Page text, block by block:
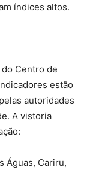
índices altos.
Centro de
estão
autoridades
A vistoria
Águas, Cariru,